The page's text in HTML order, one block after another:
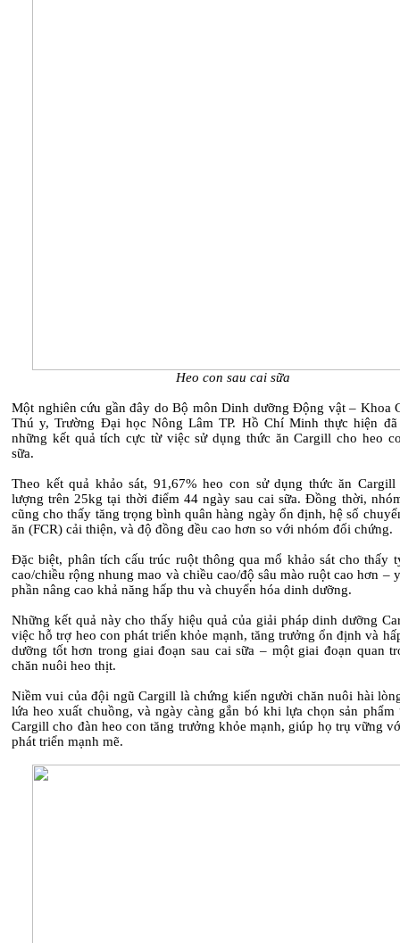
Heo con sau cai sữa
Một nghiên cứu gần đây do Bộ môn Dinh dưỡng Động vật – Khoa
Thú y, Trường Đại học Nông Lâm TP. Hồ Chí Minh thực hiện
những kết quả tích cực từ việc sử dụng thức ăn Cargill cho heo
sữa.
Theo kết quả khảo sát, 91,67% heo con sử dụng thức ăn Cargill
lượng trên 25kg tại thời điểm 44 ngày sau cai sữa. Đồng thời,
cũng cho thấy tăng trọng bình quân hàng ngày ổn định, hệ số
ăn (FCR) cải thiện, và độ đồng đều cao hơn so với nhóm đối chứng.
Đặc biệt, phân tích cấu trúc ruột thông qua mổ khảo sát cho thấy
cao/chiều rộng nhung mao và chiều cao/độ sâu mào ruột cao hơn –
phần nâng cao khả năng hấp thu và chuyển hóa dinh dưỡng.
Những kết quả này cho thấy hiệu quả của giải pháp dinh dưỡng
việc hỗ trợ heo con phát triển khỏe mạnh, tăng trưởng ổn định và
dưỡng tốt hơn trong giai đoạn sau cai sữa – một giai đoạn quan
chăn nuôi heo thịt.
Niềm vui của đội ngũ Cargill là chứng kiến người chăn nuôi hài
lứa heo xuất chuồng, và ngày càng gắn bó khi lựa chọn sản phẩm
Cargill cho đàn heo con tăng trưởng khỏe mạnh, giúp họ trụ vững
phát triển mạnh mẽ.